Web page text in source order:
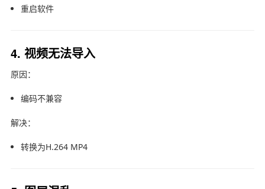
重启软件
4. 视频无法导入
原因：
编码不兼容
解决：
转换为H.264 MP4